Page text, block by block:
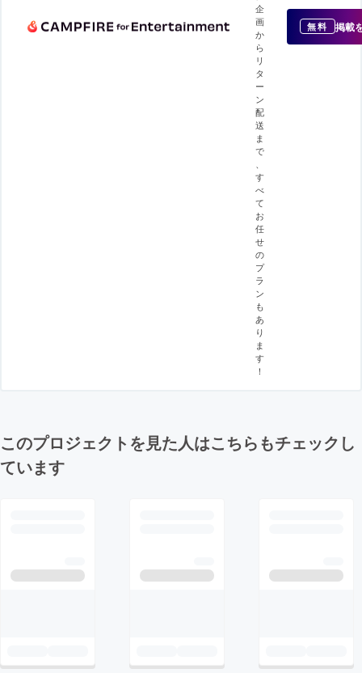
企
画
か
ら
リ
タ
ー
ン
配
送
ま
で
す
べ
て
お
任
せ
の
プ
ラ
ン
も
あ
り
ま
す
！
無料 掲載
このプロジェクトを見た人はこちらもチェックし
ています